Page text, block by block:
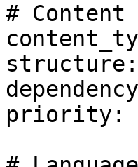
# Content
priority: